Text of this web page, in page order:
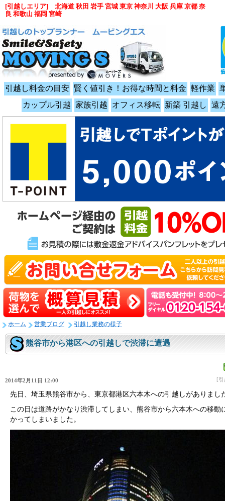
引越し料金の目安 賢く値引き！お得な時間と料金 軽作業
カップル引越 家族引越 オフィス移転 新築 引越し 遠
ホーム 営業ブログ 引越し業務の様子
熊谷市から港区への引越しで渋滞に遭遇
[引
2014年2月11日 12:00
先日、埼玉県熊谷市から、東京都港区六本木への引越しがありまし
この日は道路がかなり渋滞してしまい、熊谷市から六本木への移動
かってしまいました。
[引越しエリア] 北海道 秋田 岩手 宮城 東京 神奈川 大阪 兵庫 京都 奈
良 和歌山 福岡 宮崎